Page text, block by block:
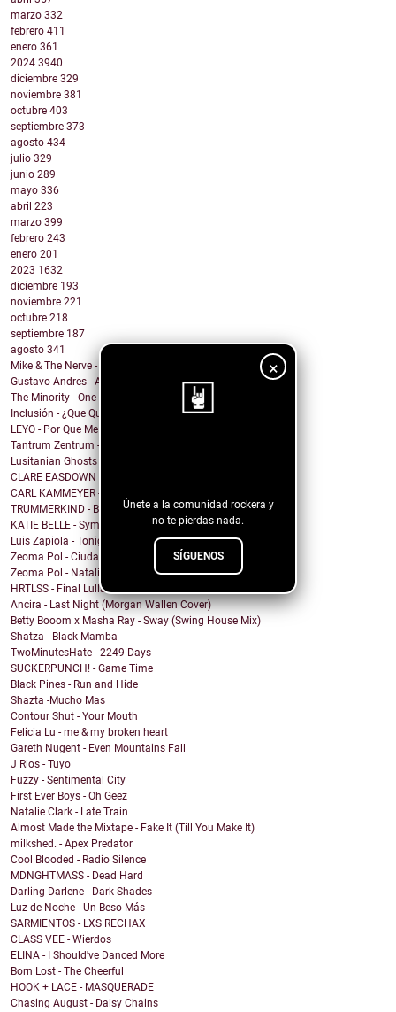
×
Únete a la comunidad rockera y
no te pierdas nada.
SÍGUENOS
marzo 332
febrero 411
enero 361
2024 3940
diciembre 329
noviembre 381
octubre 403
septiembre 373
agosto 434
julio 329
junio 289
mayo 336
abril 223
marzo 399
febrero 243
enero 201
2023 1632
diciembre 193
noviembre 221
octubre 218
septiembre 187
agosto 341
Mike & The Nerve - Fool's Gold, False Idols
Gustavo Andres - AiRA
The Minority - One Of A Kind
Inclusión - ¿Que Quieres de Mí?
LEYO - Por Que Me Haces Llorar
Tantrum Zentrum - Don't Be A Fascist
Lusitanian Ghosts - September
CLARE EASDOWN - I Break
CARL KAMMEYER - One
TRUMMERKIND - Beauty Queen
KATIE BELLE - Symptoms
Luis Zapiola - Tonight
Zeoma Pol - Ciudad Venado
Zeoma Pol - Natalia
HRTLSS - Final Lullaby
Ancira - Last Night (Morgan Wallen Cover)
Betty Booom x Masha Ray - Sway (Swing House Mix)
Shatza - Black Mamba
TwoMinutesHate - 2249 Days
SUCKERPUNCH! - Game Time
Black Pines - Run and Hide
Shazta -Mucho Mas
Contour Shut - Your Mouth
Felicia Lu - me & my broken heart
Gareth Nugent - Even Mountains Fall
J Rios - Tuyo
Fuzzy - Sentimental City
First Ever Boys - Oh Geez
Natalie Clark - Late Train
Almost Made the Mixtape - Fake It (Till You Make It)
milkshed. - Apex Predator
Cool Blooded - Radio Silence
MDNGHTMASS - Dead Hard
Darling Darlene - Dark Shades
Luz de Noche - Un Beso Más
SARMIENTOS - LXS RECHAX
CLASS VEE - Wierdos
ELINA - I Should've Danced More
Born Lost - The Cheerful
HOOK + LACE - MASQUERADE
Chasing August - Daisy Chains